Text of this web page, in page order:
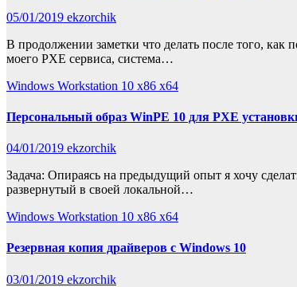
05/01/2019 ekzorchik
В продолжении заметки что делать после того, как
моего PXE сервиса, система…
Windows Workstation 10 x86 x64
Персональный образ WinPE 10 для PXE
04/01/2019 ekzorchik
Задача: Опираясь на предыдущий опыт я хочу
развернутый в своей локальной…
Windows Workstation 10 x86 x64
Резервная копия драйверов с Windows 10
03/01/2019 ekzorchik